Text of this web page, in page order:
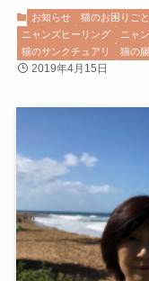
お知らせ 猫のお困りごと
ニャンズヒーリング
ニャ
猫のサンクチュアリ
猫の
2019年4月15日